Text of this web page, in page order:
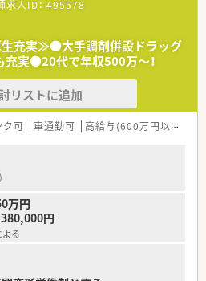
です ／
したい方！いろいろな店舗で経験を積み
スから選択◎途中変更も可能です☆
！研修制度が充実している会社がいい方
の費用も会社が一部負担してくれます☆
れていますよ！
薬局です！
日平均40枚の処方箋を対応しています。
求人ID： 495578
生充実≫●大手調剤併設ドラッグ
充実●20代で年収500万～！
リストに追加
ク可 車通勤可 高給与(600万円以上)
万円
円
よる